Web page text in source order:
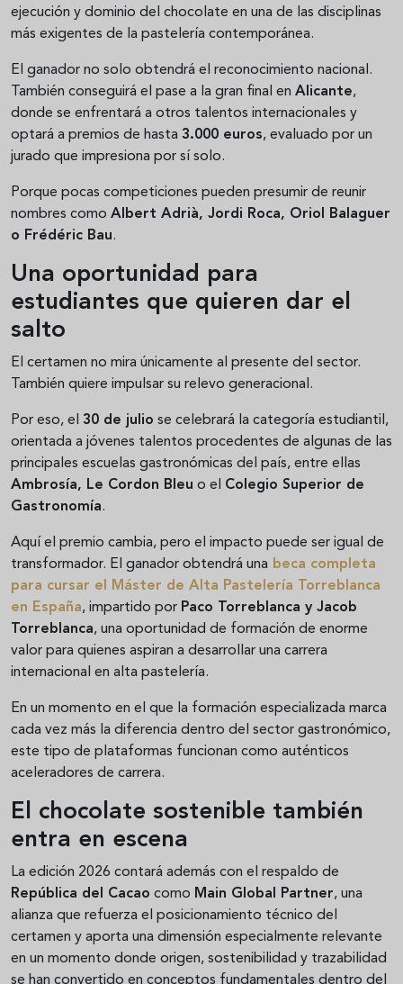
ejecución y dominio del chocolate en una de las disciplinas
más exigentes de la pastelería contemporánea.
El ganador no solo obtendrá el reconocimiento nacional.
También conseguirá el pase a la gran final en Alicante,
donde se enfrentará a otros talentos internacionales y
optará a premios de hasta 3.000 euros, evaluado por un
jurado que impresiona por sí solo.
Porque pocas competiciones pueden presumir de reunir
nombres como Albert Adrià, Jordi Roca, Oriol Balaguer
o Frédéric Bau.
Una oportunidad para
estudiantes que quieren dar el
salto
El certamen no mira únicamente al presente del sector.
También quiere impulsar su relevo generacional.
Por eso, el 30 de julio se celebrará la categoría estudiantil,
orientada a jóvenes talentos procedentes de algunas de las
principales escuelas gastronómicas del país, entre ellas
Ambrosía, Le Cordon Bleu o el Colegio Superior de
Gastronomía.
Aquí el premio cambia, pero el impacto puede ser igual de
transformador. El ganador obtendrá una beca completa
para cursar el Máster de Alta Pastelería Torreblanca
en España, impartido por Paco Torreblanca y Jacob
Torreblanca, una oportunidad de formación de enorme
valor para quienes aspiran a desarrollar una carrera
internacional en alta pastelería.
En un momento en el que la formación especializada marca
cada vez más la diferencia dentro del sector gastronómico,
este tipo de plataformas funcionan como auténticos
aceleradores de carrera.
El chocolate sostenible también
entra en escena
La edición 2026 contará además con el respaldo de
República del Cacao como Main Global Partner, una
alianza que refuerza el posicionamiento técnico del
certamen y aporta una dimensión especialmente relevante
en un momento donde origen, sostenibilidad y trazabilidad
se han convertido en conceptos fundamentales dentro del